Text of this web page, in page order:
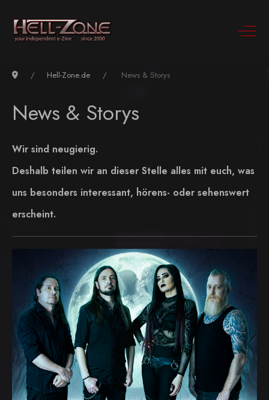
Hell-Zone.de News & Storys
News & Storys
Wir sind neugierig.
Deshalb teilen wir an dieser Stelle alles mit euch, was
uns besonders interessant, hörens- oder sehenswert
erscheint.